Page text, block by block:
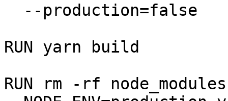
RUN yarn build
RUN rm -rf